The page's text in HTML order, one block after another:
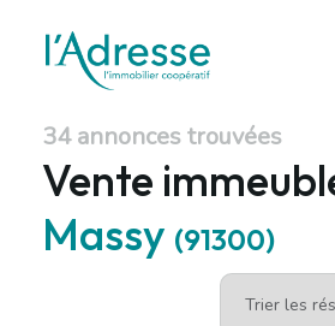
34 annonces trouvées
Vente
Massy (91300)